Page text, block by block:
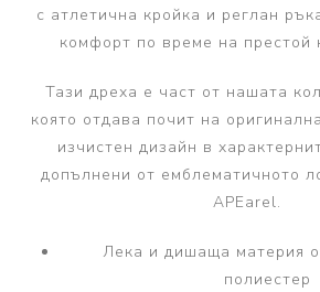
с атлетична кройка и реглан
комфорт по време на престой
Тази дреха е част от нашата
която отдава почит на
изчистен дизайн в
допълнени от емблематичното
APEarel.
Лека и дишаща материя
полиестер